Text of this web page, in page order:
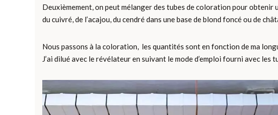
Deuxièmement, on peut mélanger des tubes de coloration pour obtenir
du cuivré, de l’acajou, du cendré dans une base de blond foncé ou de
Nous passons à la coloration, les quantités sont en fonction de ma
J’ai dilué avec le révélateur en suivant le mode d’emploi fourni avec